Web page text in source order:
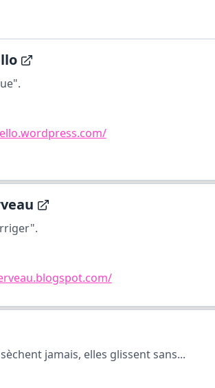
jamais, elles glissent sans...